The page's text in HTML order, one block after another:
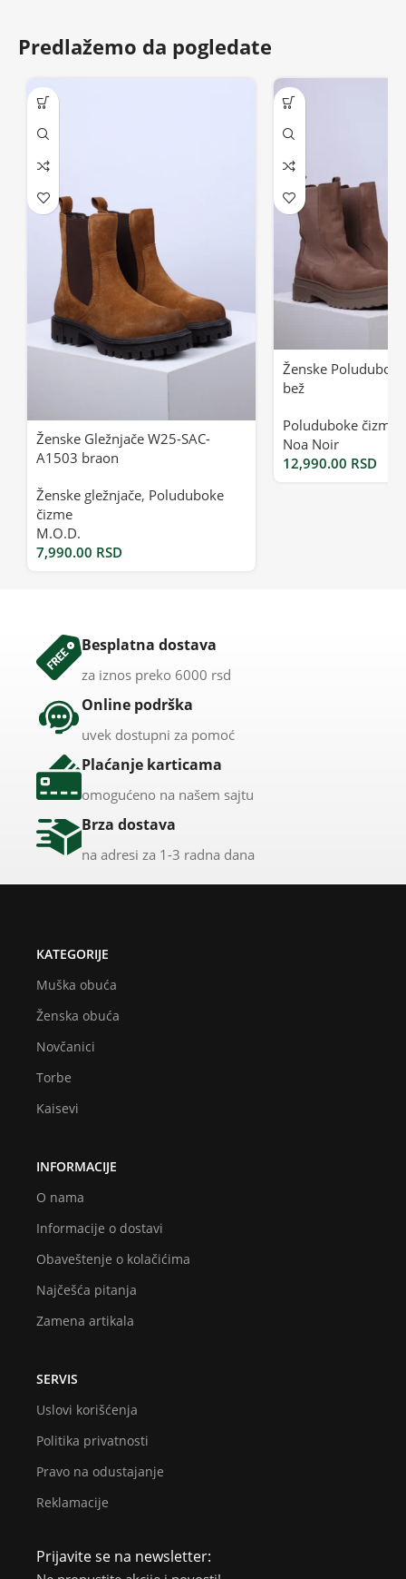
Predlažemo da pogledate
Ženske Gležnjače W25-SAC-
A1503 braon
Ženske gležnjače, Poluduboke
čizme
M.O.D.
7,990.00 RSD
Ženske
bež
Poluduboke čizme
Noa Noir
12,990.00 RSD
Besplatna dostava
za iznos preko 6000 rsd
Online podrška
uvek dostupni za pomoć
Plaćanje karticama
omogućeno na našem sajtu
Brza dostava
na adresi za 1-3 radna dana
KATEGORIJE
Muška obuća
Ženska obuća
Novčanici
Torbe
Kaisevi
INFORMACIJE
O nama
Informacije o dostavi
Obaveštenje o kolačićima
Najčešća pitanja
Zamena artikala
SERVIS
Uslovi korišćenja
Politika privatnosti
Pravo na odustajanje
Reklamacije
Prijavite se na newsletter: